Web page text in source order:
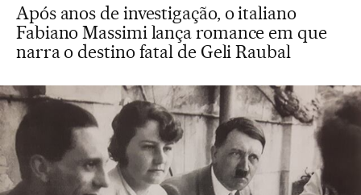
Após anos de investigação, o italiano
Fabiano Massimi lança romance em que
narra o destino fatal de Geli Raubal